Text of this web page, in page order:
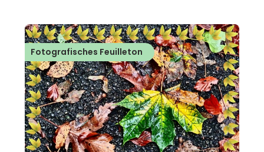
Fotografisches Feuilleton